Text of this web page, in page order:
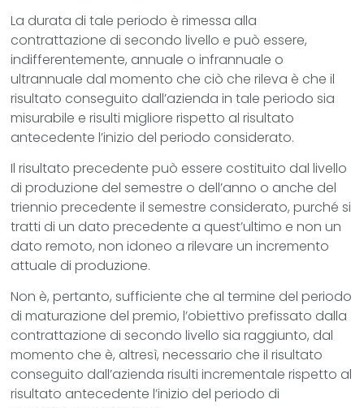
La durata di tale periodo è rimessa alla
contrattazione di secondo livello e può essere,
indifferentemente, annuale o infrannuale o
ultrannuale dal momento che ciò che rileva è che il
risultato conseguito dall’azienda in tale periodo sia
misurabile e risulti migliore rispetto al risultato
antecedente l’inizio del periodo considerato.
Il risultato precedente può essere costituito dal livello
di produzione del semestre o dell’anno o anche del
triennio precedente il semestre considerato, purché si
tratti di un dato precedente a quest’ultimo e non un
dato remoto, non idoneo a rilevare un incremento
attuale di produzione.
Non è, pertanto, sufficiente che al termine del periodo
di maturazione del premio, l’obiettivo prefissato dalla
contrattazione di secondo livello sia raggiunto, dal
momento che è, altresì, necessario che il risultato
conseguito dall’azienda risulti incrementale rispetto al
risultato antecedente l’inizio del periodo di